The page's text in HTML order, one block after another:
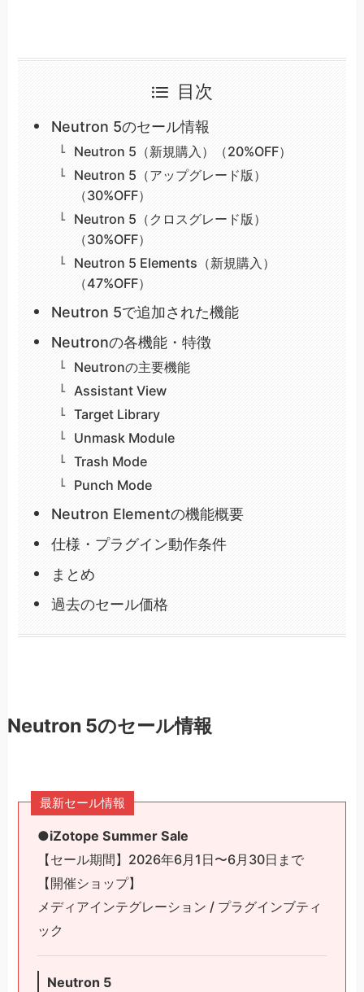
目次
Neutron 5のセール情報
Neutron 5（新規購入）（20%OFF）
Neutron 5（アップグレード版）
（30%OFF）
Neutron 5（クロスグレード版）
（30%OFF）
Neutron 5 Elements（新規購入）
（47%OFF）
Neutron 5で追加された機能
Neutronの各機能・特徴
Neutronの主要機能
Assistant View
Target Library
Unmask Module
Trash Mode
Punch Mode
Neutron Elementの機能概要
仕様・プラグイン動作条件
まとめ
過去のセール価格
Neutron 5のセール情報
最新セール情報
●iZotope Summer Sale
【セール期間】2026年6月1日〜6月30日まで
【開催ショップ】
メディアインテグレーション / プラグインブティ
ック
Neutron 5